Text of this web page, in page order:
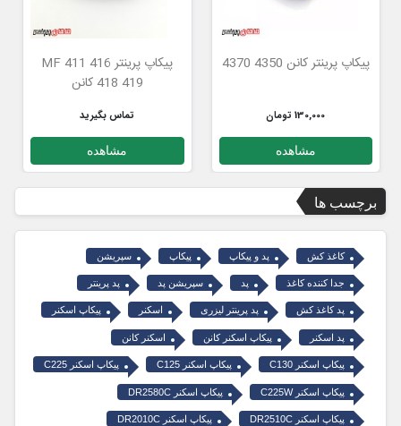
پیکاپ پرینتر کانن 4350 4370
130,000 تومان
مشاهده
پیکاپ پرینتر MF 411 416
418 419 کانن
تماس بگیرید
مشاهده
برچسب ها
کاغذ کش پد و پیکاپ پیکاپ سپریشن
جدا کننده کاغذ پد سپریشن پد پد پرینتر
پد کاغذ کش پد پرینتر لیزری اسکنر پیکاپ اسکنر
پد اسکنر پیکاپ اسکنر کانن اسکنر کانن
پیکاپ اسکنر C130 پیکاپ اسکنر C125 پیکاپ اسکنر C225
پیکاپ اسکنر C225W پیکاپ اسکنر DR2580C
پیکاپ اسکنر DR2510C پیکاپ اسکنر DR2010C